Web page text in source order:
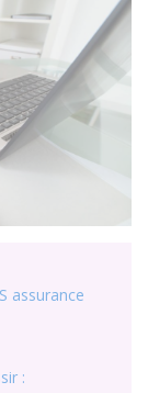
assurance
: